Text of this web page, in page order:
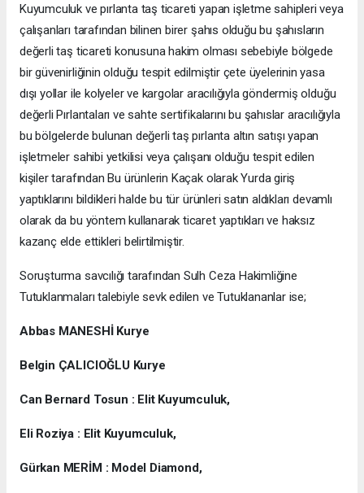
Kuyumculuk ve pırlanta taş ticareti yapan işletme sahipleri veya
çalışanları tarafından bilinen birer şahıs olduğu bu şahısların
değerli taş ticareti konusuna hakim olması sebebiyle bölgede
bir güvenirliğinin olduğu tespit edilmiştir çete üyelerinin yasa
dışı yollar ile kolyeler ve kargolar aracılığıyla göndermiş olduğu
değerli Pırlantaları ve sahte sertifikalarını bu şahıslar aracılığıyla
bu bölgelerde bulunan değerli taş pırlanta altın satışı yapan
işletmeler sahibi yetkilisi veya çalışanı olduğu tespit edilen
kişiler tarafından Bu ürünlerin Kaçak olarak Yurda giriş
yaptıklarını bildikleri halde bu tür ürünleri satın aldıkları devamlı
olarak da bu yöntem kullanarak ticaret yaptıkları ve haksız
kazanç elde ettikleri belirtilmiştir.
Soruşturma savcılığı tarafından Sulh Ceza Hakimliğine
Tutuklanmaları talebiyle sevk edilen ve Tutuklananlar ise;
Abbas MANESHİ Kurye
Belgin ÇALICIOĞLU Kurye
Can Bernard Tosun : Elit Kuyumculuk,
Eli Roziya : Elit Kuyumculuk,
Gürkan MERİM : Model Diamond,